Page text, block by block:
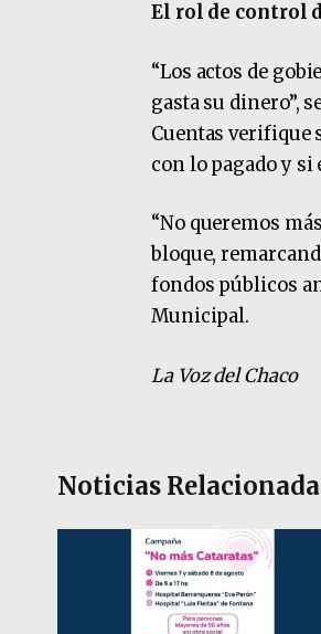
El rol de control
“Los actos de
gasta su dinero”,
Cuentas verifique
con lo pagado y
“No queremos
bloque,
fondos públicos
Municipal.
La Voz del Chaco
Noticias